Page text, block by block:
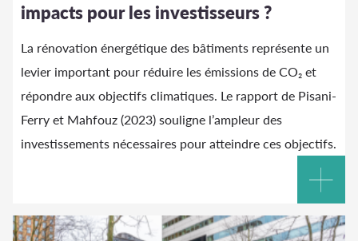
impacts pour les investisseurs ?
La rénovation énergétique des bâtiments représente un
levier important pour réduire les émissions de CO₂ et
répondre aux objectifs climatiques. Le rapport de Pisani-
Ferry et Mahfouz (2023) souligne l’ampleur des
investissements nécessaires pour atteindre ces objectifs.